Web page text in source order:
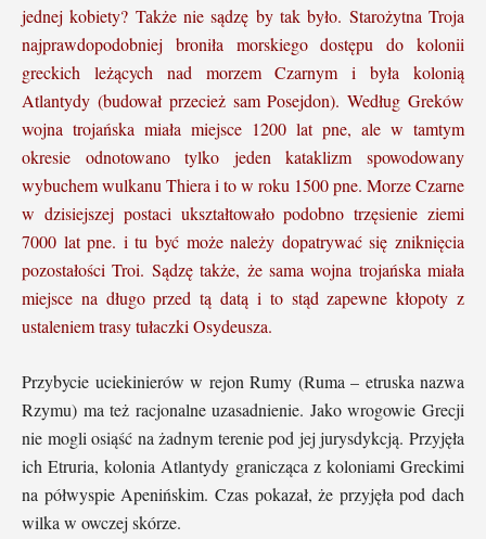
jednej kobiety? Także nie sądzę by tak było. Starożytna Troja
najprawdopodobniej broniła morskiego dostępu do kolonii
greckich leżących nad morzem Czarnym i była kolonią
Atlantydy (budował przecież sam Posejdon). Według Greków
wojna trojańska miała miejsce 1200 lat pne, ale w tamtym
okresie odnotowano tylko jeden kataklizm spowodowany
wybuchem wulkanu Thiera i to w roku 1500 pne. Morze Czarne
w dzisiejszej postaci ukształtowało podobno trzęsienie ziemi
7000 lat pne. i tu być może należy dopatrywać się zniknięcia
pozostałości Troi. Sądzę także, że sama wojna trojańska miała
miejsce na długo przed tą datą i to stąd zapewne kłopoty z
ustaleniem trasy tułaczki Osydeusza.
Przybycie uciekinierów w rejon Rumy (Ruma – etruska nazwa
Rzymu) ma też racjonalne uzasadnienie. Jako wrogowie Grecji
nie mogli osiąść na żadnym terenie pod jej jurysdykcją. Przyjęła
ich Etruria, kolonia Atlantydy granicząca z koloniami Greckimi
na półwyspie Apenińskim. Czas pokazał, że przyjęła pod dach
wilka w owczej skórze.